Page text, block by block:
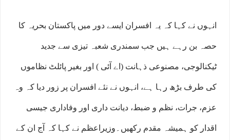
انہوں نے کہا کہ یہ افسران ایسے دور میں پاکستان بحریہ کا
حصہ بن رہے ہیں جب سمندری شعبہ تیزی سے جدید
ٹیکنالوجی، مصنوعی ذہانت (اے آئی ) اور بغیر پائلٹ نظاموں
کی طرف بڑھ رہا ہے، انہوں نے نئے افسران پر زور دیا کہ وہ
عزم، جرات، نظم و ضبط، دیانت داری اور وفاداری جیسی
اقدار کو ہمیشہ مقدم رکھیں۔وزیراعظم نے کہا کہ آج ان کے